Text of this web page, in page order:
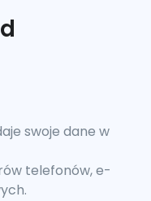
swoje dane w
telefonów, e-